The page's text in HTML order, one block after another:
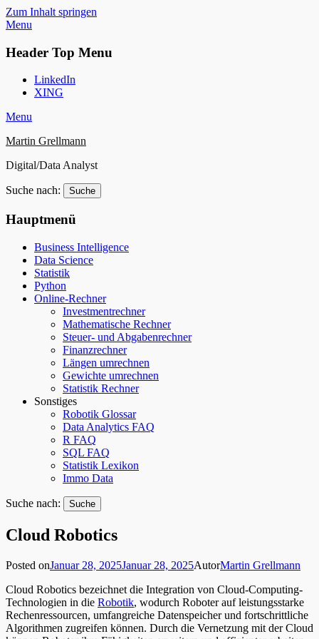
Zum Inhalt springen
Menu
Header Top Menu
LinkedIn
XING
Menu
Martin Grellmann
Digital/Data Analyst
Suche nach:
Hauptmenü
Business Intelligence
Data Science
Statistik
Python
Online-Rechner
Investmentrechner
Mathematische Rechner
Steuer- und Abgabenrechner
Finanzrechner
Längen umrechnen
Gewichte umrechnen
Statistik Rechner
Sonstiges
Robotik Glossar
Data Analytics FAQ
R FAQ
SQL FAQ
Statistik Lexikon
Immo Data
Suche nach:
Cloud Robotics
Posted onJanuar 28, 2025Januar 28, 2025AutorMartin Grellmann
Cloud Robotics bezeichnet die Integration von Cloud-Computing-
Technologien in die Robotik, wodurch Roboter auf leistungsstarke
Rechenressourcen, umfangreiche Datenspeicher und fortschrittliche
Algorithmen zugreifen können. Durch die Vernetzung mit der Cloud